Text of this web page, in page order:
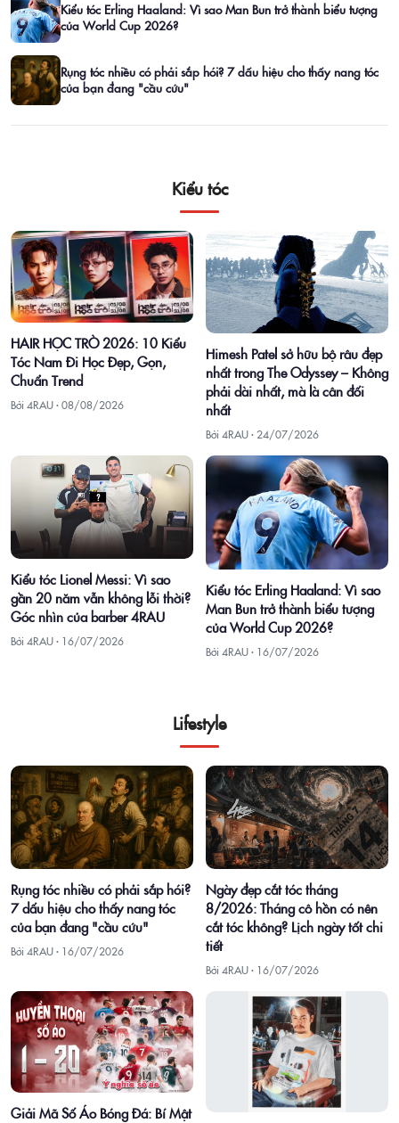
Kiểu tóc Erling Haaland: Vì sao Man Bun trở thành biểu tượng
của World Cup 2026?
Rụng tóc nhiều có phải sắp hói? 7 dấu hiệu cho thấy nang tóc
của bạn đang "cầu cứu"
Kiểu tóc
HAIR HỌC TRÒ 2026: 10 Kiểu
Tóc Nam Đi Học Đẹp, Gọn,
Chuẩn Trend
Bởi 4RAU ·08/08/2026
Himesh Patel sở hữu bộ râu đẹp
nhất trong The Odyssey – Không
phải dài nhất, mà là cân đối
nhất
Bởi 4RAU · 24/07/2026
Kiểu tóc Lionel Messi: Vì sao
gần 20 năm vẫn không lỗi thời?
Góc nhìn của barber 4RAU
Bởi 4RAU · 16/07/2026
Kiểu tóc Erling Haaland: Vì sao
Man Bun trở thành biểu tượng
của World Cup 2026?
Bởi 4RAU · 16/07/2026
Lifestyle
Rụng tóc nhiều có phải sắp hói?
7 dấu hiệu cho thấy nang tóc
của bạn đang "cầu cứu"
Bởi 4RAU · 16/07/2026
Ngày đẹp cắt tóc tháng
8/2026: Tháng cô hồn có nên
cắt tóc không? Lịch ngày tốt chi
tiết
Bởi 4RAU · 16/07/2026
Giải Mã Số Áo Bóng Đá: Bí Mật